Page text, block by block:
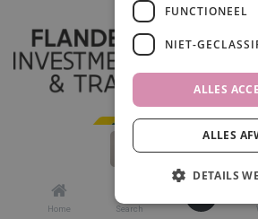
In
Home SearchMade inodooby
FUNCTIONEEL
NIET-
ALLES
ALLES
DETAILS